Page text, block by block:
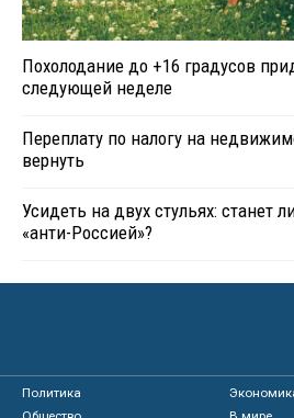
Похолодание до +16 градусов
следующей неделе
Переплату по налогу на
вернуть
Усидеть на двух стульях: станет
«анти-Россией»?
Политика